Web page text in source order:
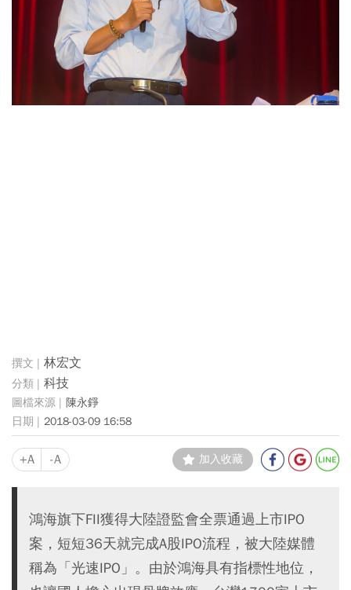
林宏文
科技
陳永錚
2018-03-09 16:58
+A -A 加入收藏
鴻海旗下FII獲得大陸證監會全票通過上市IPO
案，短短36天就完成A股IPO流程，被大陸媒體
稱為「光速IPO」。由於鴻海具有指標性地位，